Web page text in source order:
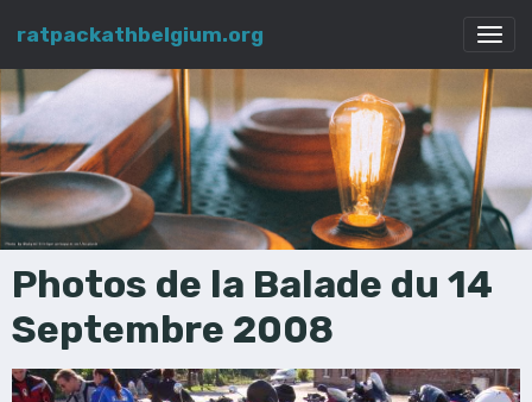
ratpackathbelgium.org
Photos de la Balade du 14
Septembre 2008